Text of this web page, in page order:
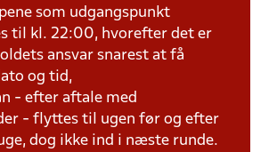
som udgangspunkt
til kl. 22:00, hvorefter det er
ansvar snarest at få
og tid,
- efter aftale med
- flyttes til ugen før og efter
dog ikke ind i næste runde.